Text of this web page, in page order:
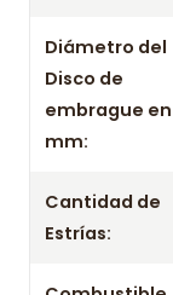
Diámetro del
Disco de
embrague en
mm:
Cantidad de
Estrías: